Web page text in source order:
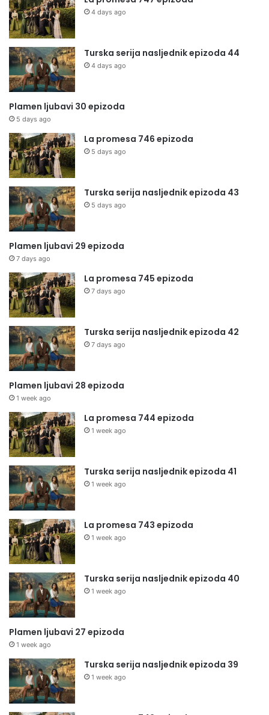
4 days ago
Turska serija nasljednik epizoda 44
4 days ago
Plamen ljubavi 30 epizoda
5 days ago
La promesa 746 epizoda
5 days ago
Turska serija nasljednik epizoda 43
5 days ago
Plamen ljubavi 29 epizoda
7 days ago
La promesa 745 epizoda
7 days ago
Turska serija nasljednik epizoda 42
7 days ago
Plamen ljubavi 28 epizoda
1 week ago
La promesa 744 epizoda
1 week ago
Turska serija nasljednik epizoda 41
1 week ago
La promesa 743 epizoda
1 week ago
Turska serija nasljednik epizoda 40
1 week ago
Plamen ljubavi 27 epizoda
1 week ago
Turska serija nasljednik epizoda 39
1 week ago